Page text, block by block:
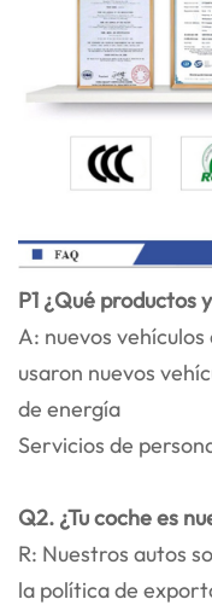
P1 ¿Qué productos
A: nuevos
usaron nuevos
de energía
Servicios de
Q2. ¿Tu coche es
R: Nuestros autos
la política de